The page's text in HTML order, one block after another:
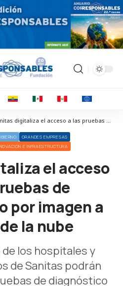
Corresponsables > Noticias > Sanitas digitaliza el acceso a las pruebas de diagnóstico por imagen a través de la nube
GRANDES EMPRESAS
E INFRAESTRUCTURA
el acceso
de
por imagen a
la nube
los hospitales y
de Sanitas podrán
de diagnóstico